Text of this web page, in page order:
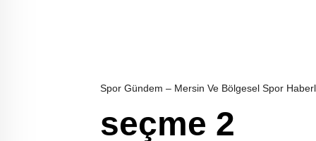
Spor Gündem – Mersin Ve Bölgesel Spor
seçme 2